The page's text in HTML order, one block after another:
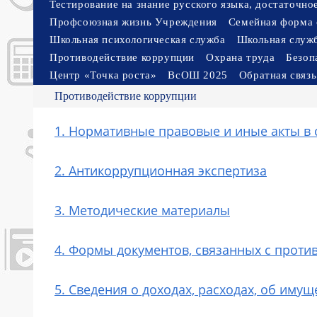
Тестирование на знание русского языка,
Профсоюзная жизнь Учреждения
Семейная форма
Школьная психологическая служба
Школьная
Противодействие коррупции
Охрана труда
Центр «Точка роста»
ВсОШ 2025 Обратная связь
Противодействие коррупции
1. Нормативные правовые и иные акты в
2. Антикоррупционная экспертиза
3. Методические материалы
4. Формы документов, связанных с
5. Сведения о доходах, расходах, об